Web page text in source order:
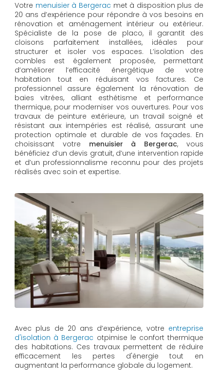
Votre menuisier à Bergerac met à disposition plus de
20 ans d’expérience pour répondre à vos besoins en
rénovation et aménagement intérieur ou extérieur.
Spécialiste de la pose de placo, il garantit des
cloisons parfaitement installées, idéales pour
structurer et isoler vos espaces. L’isolation des
combles est également proposée, permettant
d’améliorer l’efficacité énergétique de votre
habitation tout en réduisant vos factures. Ce
professionnel assure également la rénovation de
baies vitrées, alliant esthétisme et performance
thermique, pour moderniser vos ouvertures. Pour vos
travaux de peinture extérieure, un travail soigné et
résistant aux intempéries est réalisé, assurant une
protection optimale et durable de vos façades. En
choisissant votre menuisier à Bergerac, vous
bénéficiez d’un devis gratuit, d’une intervention rapide
et d’un professionnalisme reconnu pour des projets
réalisés avec soin et expertise.
Avec plus de 20 ans d’expérience, votre entreprise
d'isolation à Bergerac otpimise le confort thermique
des habitations. Ces travaux permettent de réduire
efficacement les pertes d'énergie tout en
augmentant la performance globale du logement.